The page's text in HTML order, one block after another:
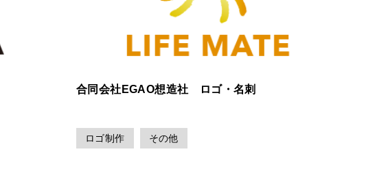
合同会社EGAO想造社 ロゴ・名刺
ロゴ制作 その他